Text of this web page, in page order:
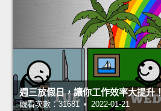
週三放假日，讓你工作效率大提升！
觀看次數：31681 • 2022-01-21